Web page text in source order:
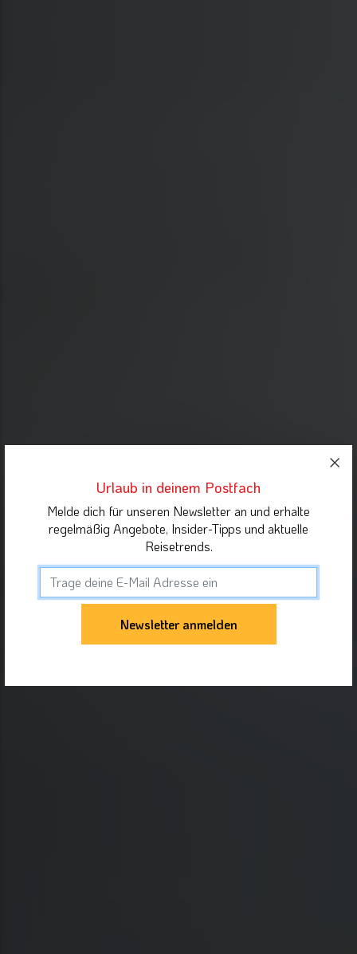
Urlaub in deinem Postfach
Melde dich für unseren Newsletter an und erhalte
regelmäßig Angebote, Insider-Tipps und aktuelle
Reisetrends.